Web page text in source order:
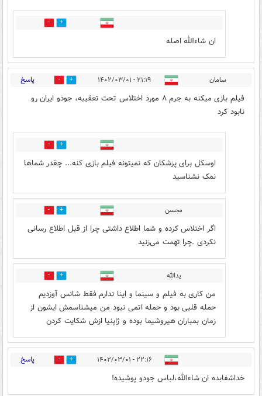
0
ان شاءالله اصله
سامان ۲۱:۱۹ - ۱۴۰۲/۰۳/۰۱ 26 پاسخ
فیلم بازی میکنه به جرم ۸ مورد اختلاس تحت تعقیبه، جودو ایران رو
نابود کرد
2
اوسکل برای پزشکان که نمیتونه فیلم بازی کنه... چقدر شماها
نمک نشناسید
محسن 2
اگر اختلاس کرده و شما اطلاع داشتی چرا از قبل اطلاع رسانی
نکردی .چرا تهمت می‌زنید
یدالله 0
من کاری به فیلم و سینما و اینا ندارم فقط شانس آوزدیم
حمله قلبی بود و حمله اتمی نبود من میشناسمش ایشون از
زمان بمباران هیروشیما بوده و ژاپنیا ازش شکایت کردن
۲۲:۱۶ - ۱۴۰۲/۰۳/۰۱ 6 پاسخ
خداشفابده ان شاءالله،لباس جودو پوشیده!